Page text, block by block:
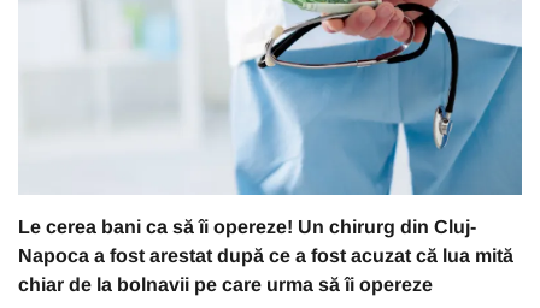
Le cerea bani ca să îi opereze! Un chirurg din Cluj-
Napoca a fost arestat după ce a fost acuzat că lua mită
chiar de la bolnavii pe care urma să îi opereze